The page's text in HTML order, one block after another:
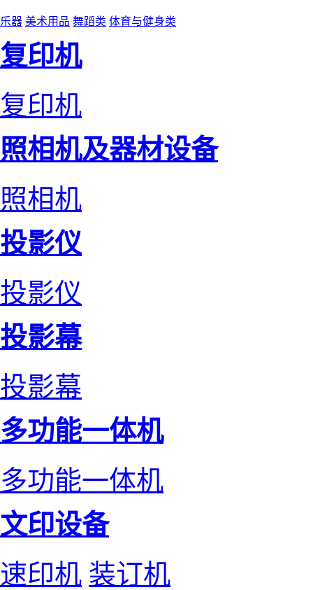
乐器 美术用品 舞蹈类 体育与健身类
复印机
复印机
照相机及器材设备
照相机
投影仪
投影仪
投影幕
投影幕
多功能一体机
多功能一体机
文印设备
速印机 装订机